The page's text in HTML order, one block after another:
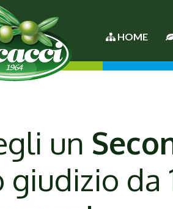
HOME
un
giudizio da